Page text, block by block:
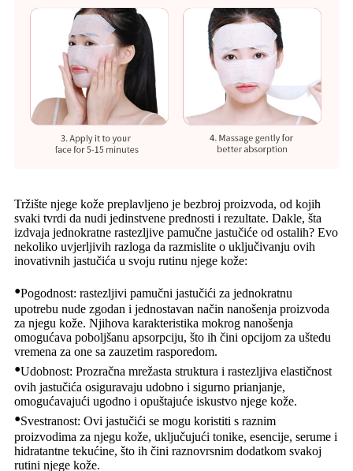
Tržište njege kože preplavljeno je bezbroj proizvoda, od kojih
svaki tvrdi da nudi jedinstvene prednosti i rezultate. Dakle, šta
izdvaja jednokratne rastezljive pamučne jastučiće od ostalih? Evo
nekoliko uvjerljivih razloga da razmislite o uključivanju ovih
inovativnih jastučića u svoju rutinu njege kože:
•Pogodnost: rastezljivi pamučni jastučići za jednokratnu
upotrebu nude zgodan i jednostavan način nanošenja proizvoda
za njegu kože. Njihova karakteristika mokrog nanošenja
omogućava poboljšanu apsorpciju, što ih čini opcijom za uštedu
vremena za one sa zauzetim rasporedom.
•Udobnost: Prozračna mrežasta struktura i rastezljiva elastičnost
ovih jastučića osiguravaju udobno i sigurno prianjanje,
omogućavajući ugodno i opuštajuće iskustvo njege kože.
•Svestranost: Ovi jastučići se mogu koristiti s raznim
proizvodima za njegu kože, uključujući tonike, esencije, serume i
hidratantne tekućine, što ih čini raznovrsnim dodatkom svakoj
rutini njege kože.